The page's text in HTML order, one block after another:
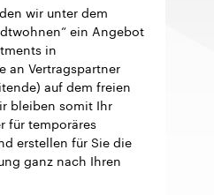
wir unter dem
ein Angebot
in
an Vertragspartner
auf dem freien
bleiben somit Ihr
für temporäres
erstellen für Sie die
ganz nach Ihren